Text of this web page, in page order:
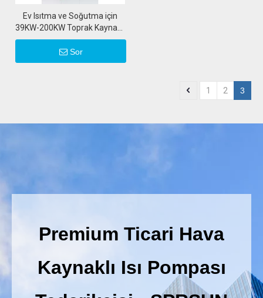
Ev Isıtma ve Soğutma için
39KW-200KW Toprak Kaynaklı
Isı Pompası Klima
Sor
1 2 3
Premium Ticari Hava
Kaynaklı Isı Pompası